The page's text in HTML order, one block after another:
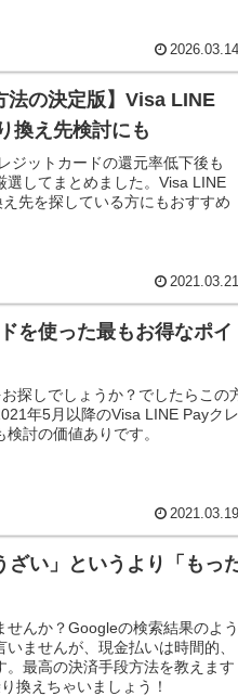
2026.03.14
法の決定版】Visa LINE
換え先検討にも
ジットカードの還元率低下後も
選してまとめました。Visa LINE
先を探している方にもおすすめ
2021.03.21
を使った最もお得なポイ
探しでしょうか？でしたらこの
年5月以降のVisa LINE Payクレ
討の価値ありです。
2021.03.19
ざい」というより「もっ
んか？Googleの検索結果のよう
ませんが、現金払いは時間的、
最高の決済手段方法を教えます
換えちゃいましょう！